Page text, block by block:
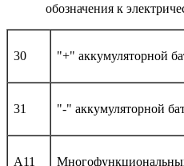
обозначения к
30 "+" аккумуляторной
31 "-" аккумуляторной
A11